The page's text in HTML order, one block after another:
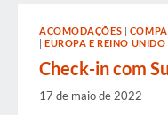
ACOMODAÇÕES |
|EUROPA E REINO UNIDO
Check-in com
17 de maio de 2022